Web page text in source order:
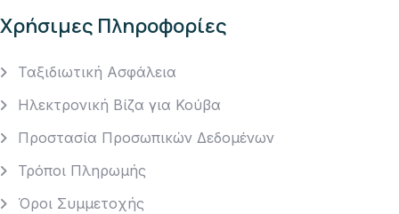
Χρήσιμες Πληροφορίες
Ταξιδιωτική Ασφάλεια
Ηλεκτρονική Βίζα για Κούβα
Προστασία Προσωπικών Δεδομένων
Τρόποι Πληρωμής
Όροι Συμμετοχής